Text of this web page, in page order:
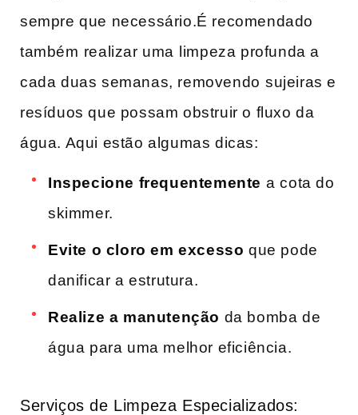
sempre que necessário.É recomendado
também ⁤realizar uma⁣ limpeza‍ profunda a
cada duas semanas, ​removendo ⁢sujeiras e
resíduos que possam obstruir o fluxo da
água. Aqui estão algumas dicas:
Inspecione frequentemente ⁢a cota do
skimmer.
Evite o cloro em excesso que pode
danificar a estrutura.
Realize a manutenção da bomba de⁤
água para uma melhor eficiência.
Serviços de Limpeza Especializados: